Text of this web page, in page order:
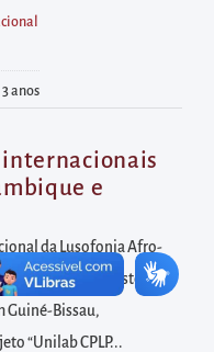
anos
e
da Lusofonia Afro-
e dezembro deste ano
Guiné-Bissau,
“Unilab CPLP...